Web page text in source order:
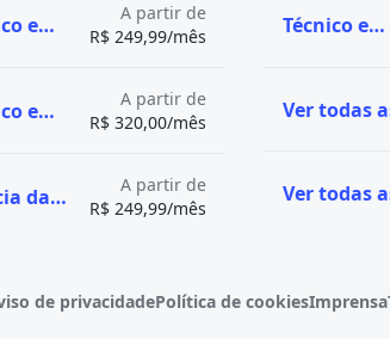
Técnico em Automação Industrial
A partir de
R$ 249,99/mês
Técnico em Eletrotécnica
A partir de
R$ 320,00/mês
Ciência da Computação
A partir de
R$ 249,99/mês
Técnico em Eletrônica
de privacidadePolítica de cookiesImprensa